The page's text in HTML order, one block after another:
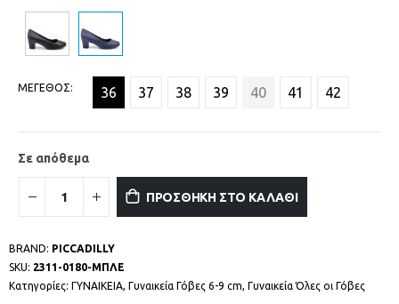
ΜΕΓΕΘΟΣ 36 37 38 39 40 41 42
Σε απόθεμα
ΠΡΟΣΘΗΚΗ ΣΤΟ ΚΑΛΑΘΙ
BRAND: PICCADILLY
SKU: 2311-0180-ΜΠΛΕ
Κατηγορίες: ΓΥΝΑΙΚΕΙΑ, Γυναικεία Γόβες 6-9 cm, Γυναικεία Όλες οι Γόβες